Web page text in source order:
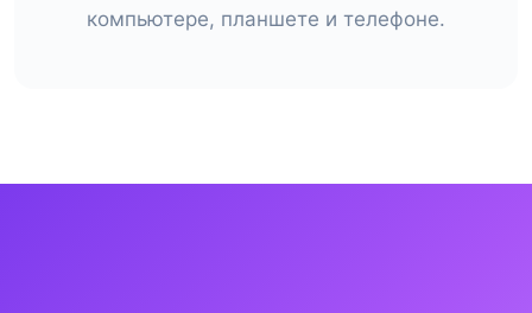
компьютере, планшете и телефоне.